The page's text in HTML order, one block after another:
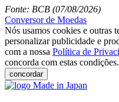
Fonte: BCB (07/08/2026)
Conversor de Moedas
Nós usamos cookies e outras
personalizar publicidade e
com a nossa Política de
concorda com estas condições.
concordar